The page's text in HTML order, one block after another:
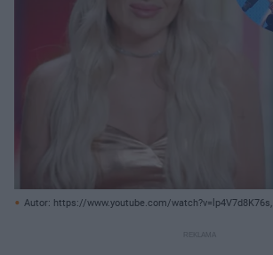
Autor: https://www.youtube.com/watch?v=lp4V7d8K76s,